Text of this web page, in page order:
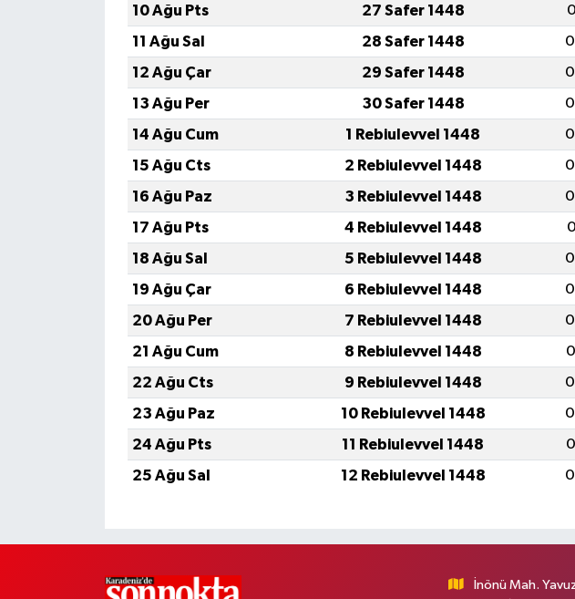
10 Ağu Pts
27 Safer 1448
11 Ağu Sal
28 Safer 1448
12 Ağu Çar
29 Safer 1448
13 Ağu Per
30 Safer 1448
14 Ağu Cum
1 Rebiulevvel 1448
15 Ağu Cts
2 Rebiulevvel 1448
16 Ağu Paz
3 Rebiulevvel 1448
17 Ağu Pts
4 Rebiulevvel 1448
18 Ağu Sal
5 Rebiulevvel 1448
19 Ağu Çar
6 Rebiulevvel 1448
20 Ağu Per
7 Rebiulevvel 1448
21 Ağu Cum
8 Rebiulevvel 1448
22 Ağu Cts
9 Rebiulevvel 1448
23 Ağu Paz
10 Rebiulevvel 1448
24 Ağu Pts
11 Rebiulevvel 1448
25 Ağu Sal
12 Rebiulevvel 1448
İnönü Mah.